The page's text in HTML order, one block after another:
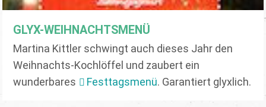
GLYX-WEIHNACHTSMENÜ
Martina Kittler schwingt auch dieses Jahr den
Weihnachts-Kochlöffel und zaubert ein
wunderbares
Festtagsmenü. Garantiert glyxlich.